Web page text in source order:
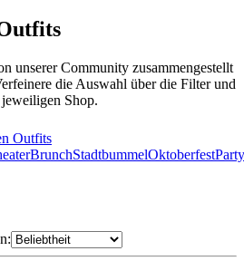
unserer Community zusammengestellt
die Auswahl über die Filter und
Shop.
Outfits
BrunchStadtbummelOktoberfestParty